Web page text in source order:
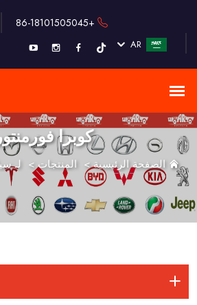
+86-18101505045
AR
كوبرا
الصفحة الرئيسية>المنتجات> لـ